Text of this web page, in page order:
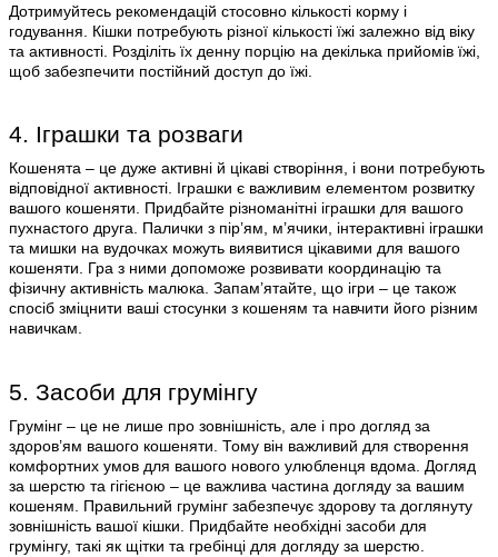
Дотримуйтесь рекомендацій стосовно кількості корму і
годування. Кішки потребують різної кількості їжі залежно від віку
та активності. Розділіть їх денну порцію на декілька прийомів їжі,
щоб забезпечити постійний доступ до їжі.
4. Іграшки та розваги
Кошенята – це дуже активні й цікаві створіння, і вони потребують
відповідної активності. Іграшки є важливим елементом розвитку
вашого кошеняти. Придбайте різноманітні іграшки для вашого
пухнастого друга. Палички з пір’ям, м’ячики, інтерактивні іграшки
та мишки на вудочках можуть виявитися цікавими для вашого
кошеняти. Гра з ними допоможе розвивати координацію та
фізичну активність малюка. Запам’ятайте, що ігри – це також
спосіб зміцнити ваші стосунки з кошеням та навчити його різним
навичкам.
5. Засоби для грумінгу
Грумінг – це не лише про зовнішність, але і про догляд за
здоров’ям вашого кошеняти. Тому він важливий для створення
комфортних умов для вашого нового улюбленця вдома. Догляд
за шерстю та гігієною – це важлива частина догляду за вашим
кошеням. Правильний грумінг забезпечує здорову та доглянуту
зовнішність вашої кішки. Придбайте необхідні засоби для
грумінгу, такі як щітки та гребінці для догляду за шерстю.